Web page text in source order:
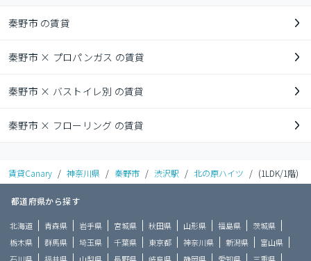
秦野市 の賃貸
秦野市 × プロパンガス の賃貸
秦野市 × バストイレ別 の賃貸
秦野市 × フローリング の賃貸
賃貸Canary / 神奈川県 / 秦野市 / 渋沢駅 / 北の原ハイツ / (1LDK/1階)
都道府県から探す
北海道 青森県 岩手県 宮城県 秋田県 山形県 福島県
茨城県
栃木県
群馬県 埼玉県 千葉県 東京都 神奈川県 新潟県
富山県